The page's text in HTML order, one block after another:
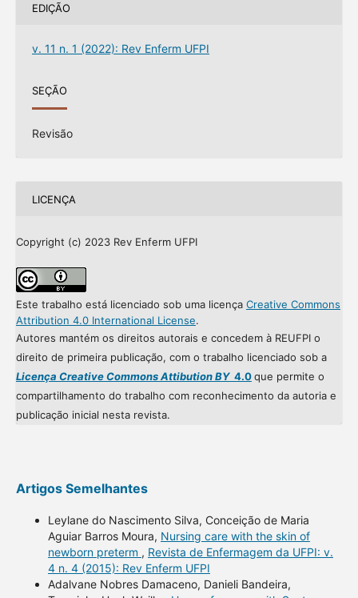
EDIÇÃO
v. 11 n. 1 (2022): Rev Enferm UFPI
SEÇÃO
Revisão
LICENÇA
Copyright (c) 2023 Rev Enferm UFPI
Este trabalho está licenciado sob uma licença Creative Commons
Attribution 4.0 International License.
Autores mantém os direitos autorais e concedem à REUFPI o
direito de primeira publicação, com o trabalho licenciado sob a
Licença Creative Commons Attibution BY4.0que permite o
compartilhamento do trabalho com reconhecimento da autoria e
publicação inicial nesta revista.
Artigos Semelhantes
Leylane do Nascimento Silva, Conceição de Maria
Aguiar Barros Moura, Nursing care with the skin of
newborn preterm , Revista de Enfermagem da UFPI: v.
4 n. 4 (2015): Rev Enferm UFPI
Adalvane Nobres Damaceno, Danieli Bandeira,